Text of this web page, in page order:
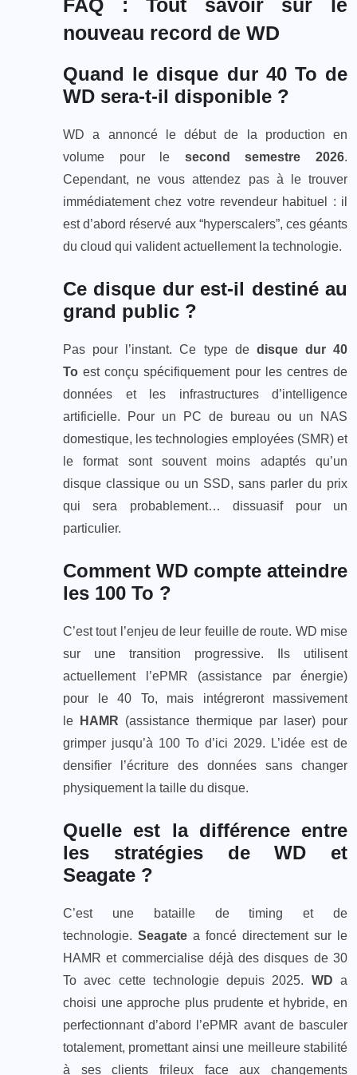
FAQ : Tout savoir sur le
nouveau record de WD
Quand le disque dur 40 To de
WD sera-t-il disponible ?
WD a annoncé le début de la production en
volume pour le second semestre 2026.
Cependant, ne vous attendez pas à le trouver
immédiatement chez votre revendeur habituel : il
est d’abord réservé aux “hyperscalers”, ces géants
du cloud qui valident actuellement la technologie.
Ce disque dur est-il destiné au
grand public ?
Pas pour l’instant. Ce type de disque dur 40
To est conçu spécifiquement pour les centres de
données et les infrastructures d’intelligence
artificielle. Pour un PC de bureau ou un NAS
domestique, les technologies employées (SMR) et
le format sont souvent moins adaptés qu’un
disque classique ou un SSD, sans parler du prix
qui sera probablement… dissuasif pour un
particulier.
Comment WD compte atteindre
les 100 To ?
C’est tout l’enjeu de leur feuille de route. WD mise
sur une transition progressive. Ils utilisent
actuellement l’ePMR (assistance par énergie)
pour le 40 To, mais intégreront massivement
le
HAMR (assistance thermique par laser) pour
grimper jusqu’à 100 To d’ici 2029. L’idée est de
densifier l’écriture des données sans changer
physiquement la taille du disque.
Quelle est la différence entre
les stratégies de WD et
Seagate ?
C’est une bataille de timing et de
technologie. Seagate a foncé directement sur le
HAMR et commercialise déjà des disques de 30
To avec cette technologie depuis 2025. WD a
choisi une approche plus prudente et hybride, en
perfectionnant d’abord l’ePMR avant de basculer
totalement, promettant ainsi une meilleure stabilité
à ses clients frileux face aux changements